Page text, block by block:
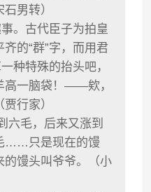
男转）
。古代臣子为拍皇
的“群”字，而用君
种特殊的抬头吧，
高一脑袋！——欸，
行家）
六毛，后来又涨到
……只是现在的馒
的馒头叫爷爷。（小